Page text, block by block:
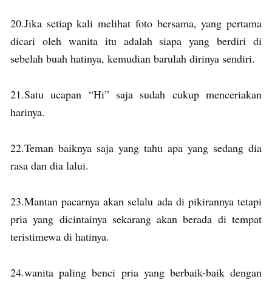
20.Jika setiap kali melihat foto bersama, yang pertama
dicari oleh wanita itu adalah siapa yang berdiri di
sebelah buah hatinya, kemudian barulah dirinya sendiri.
21.Satu ucapan “Hi” saja sudah cukup menceriakan
harinya.
22.Teman baiknya saja yang tahu apa yang sedang dia
rasa dan dia lalui.
23.Mantan pacarnya akan selalu ada di pikirannya tetapi
pria yang dicintainya sekarang akan berada di tempat
teristimewa di hatinya.
24.wanita paling benci pria yang berbaik-baik dengan